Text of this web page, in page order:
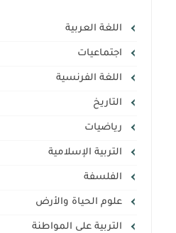
اللغة العربية
اجتماعيات
اللغة الفرنسية
التاريخ
رياضيات
التربية الإسلامية
الفلسفة
علوم الحياة والأرض
التربية على المواطنة